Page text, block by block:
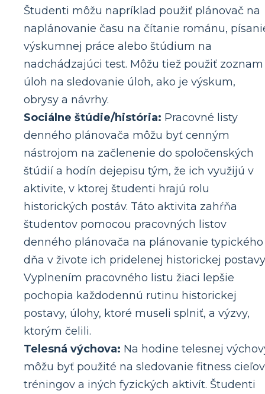
Študenti môžu napríklad použiť plánovač na
naplánovanie času na čítanie románu,
výskumnej práce alebo štúdium na
nadchádzajúci test. Môžu tiež použiť zoznam
úloh na sledovanie úloh, ako je výskum,
obrysy a návrhy.
Sociálne štúdie/história: Pracovné listy
denného plánovača môžu byť cenným
nástrojom na začlenenie do spoločenských
štúdií a hodín dejepisu tým, že ich využijú v
aktivite, v ktorej študenti hrajú rolu
historických postáv. Táto aktivita zahŕňa
študentov pomocou pracovných listov
denného plánovača na plánovanie typického
dňa v živote ich pridelenej historickej
Vyplnením pracovného listu žiaci lepšie
pochopia každodennú rutinu historickej
postavy, úlohy, ktoré museli splniť, a výzvy,
ktorým čelili.
Telesná výchova: Na hodine telesnej
môžu byť použité na sledovanie fitness
tréningov a iných fyzických aktivít. Študenti